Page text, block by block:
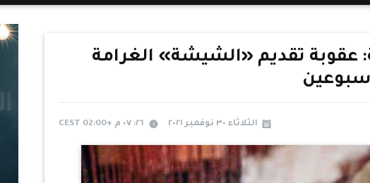
عقوبة تقديم «الشيشة» الغرامة
الثلاثاء ٣٠ نوفمبر ٢٠٢١ ٢٦: ٠٧ م +02:00 CEST